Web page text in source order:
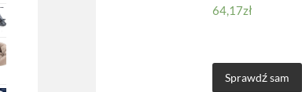
64,17zł
Sprawdź sam